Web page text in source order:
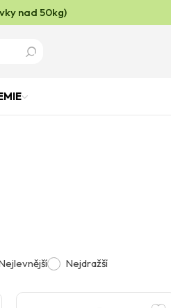
nad 50kg)
Nejdražší